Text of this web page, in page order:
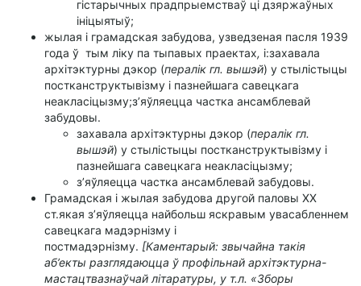
гістарычных прадпрыемстваў ці дзяржаўных
ініцыятыў;
жылая і грамадская забудова, узведзеная пасля 1939
года ў тым ліку па тыпавых праектах, і:захавала
архітэктурны дэкор (пералік гл. вышэй) у стылістыцы
постканструктывізму і пазнейшага савецкага
неакласіцызму;з’яўляецца частка ансамблевай
забудовы.
захавала архітэктурны дэкор (пералік гл.
вышэй) у стылістыцы постканструктывізму і
пазнейшага савецкага неакласіцызму;
з’яўляецца частка ансамблевай забудовы.
Грамадская і жылая забудова другой паловы XX
ст.якая з’яўляецца найбольш яскравым увасабленнем
савецкага мадэрнізму і
постмадэрнізму. [Каментарый: звычайна такія
аб’екты разглядаюцца ў профільнай архітэктурна-
мастацтвазнаўчай літаратуры, у т.л. «Зборы